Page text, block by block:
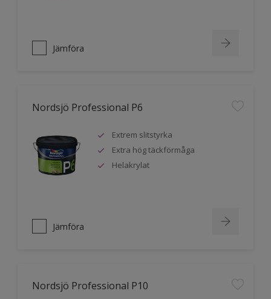
Jämföra
Nordsjö Professional P6
Extrem slitstyrka
Extra hög täckförmåga
Helakrylat
Jämföra
Nordsjö Professional P10